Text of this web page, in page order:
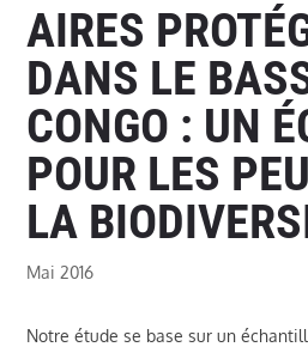
AIRES
DANS LE
CONGO : UN
POUR LES
LA
Mai 2016
Notre étude se base sur un